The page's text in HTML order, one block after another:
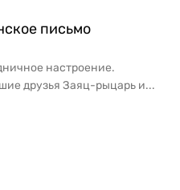
письмо
настроение.
друзья Заяц-рыцарь и...